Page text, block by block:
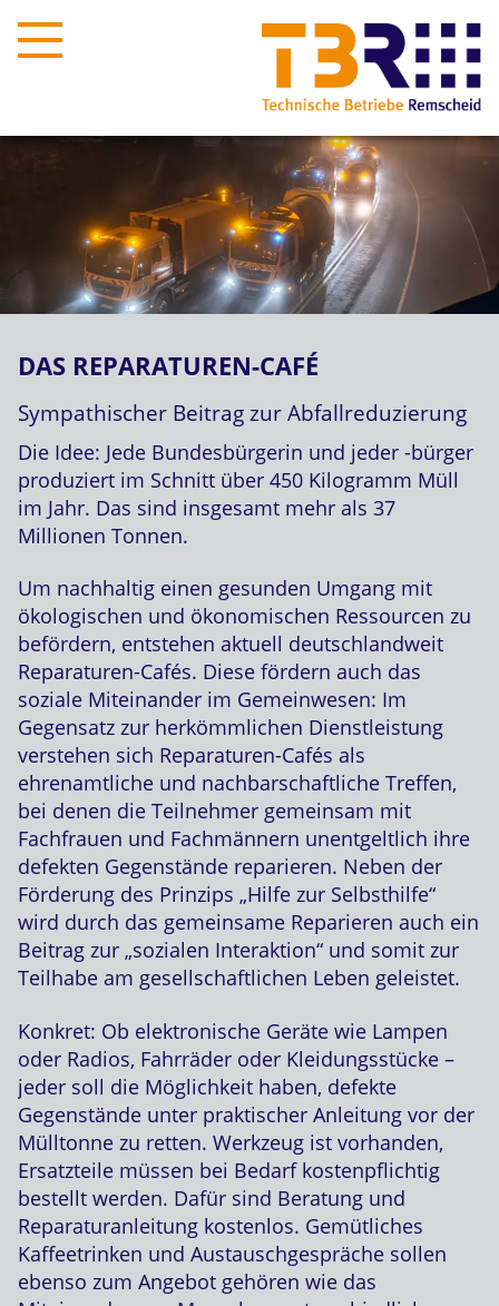
DAS REPARATUREN-CAFÉ
Sympathischer Beitrag zur Abfallreduzierung
Die Idee: Jede Bundesbürgerin und jeder -bürger
produziert im Schnitt über 450 Kilogramm Müll
im Jahr. Das sind insgesamt mehr als 37
Millionen Tonnen.
Um nachhaltig einen gesunden Umgang mit
ökologischen und ökonomischen Ressourcen zu
befördern, entstehen aktuell deutschlandweit
Reparaturen-Cafés. Diese fördern auch das
soziale Miteinander im Gemeinwesen: Im
Gegensatz zur herkömmlichen Dienstleistung
verstehen sich Reparaturen-Cafés als
ehrenamtliche und nachbarschaftliche Treffen,
bei denen die Teilnehmer gemeinsam mit
Fachfrauen und Fachmännern unentgeltlich ihre
defekten Gegenstände reparieren. Neben der
Förderung des Prinzips „Hilfe zur Selbsthilfe“
wird durch das gemeinsame Reparieren auch ein
Beitrag zur „sozialen Interaktion“ und somit zur
Teilhabe am gesellschaftlichen Leben geleistet.
Konkret: Ob elektronische Geräte wie Lampen
oder Radios, Fahrräder oder Kleidungsstücke –
jeder soll die Möglichkeit haben, defekte
Gegenstände unter praktischer Anleitung vor der
Mülltonne zu retten. Werkzeug ist vorhanden,
Ersatzteile müssen bei Bedarf kostenpflichtig
bestellt werden. Dafür sind Beratung und
Reparaturanleitung kostenlos. Gemütliches
Kaffeetrinken und Austauschgespräche sollen
ebenso zum Angebot gehören wie das